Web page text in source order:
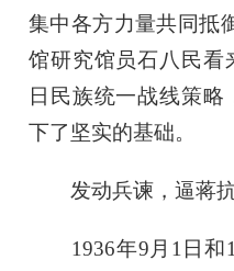
集中各方力量共同抵
馆研究馆员石八民看
日民族统一战线策
下了坚实的基础。
发动兵谏，逼蒋
1936年9月1日和